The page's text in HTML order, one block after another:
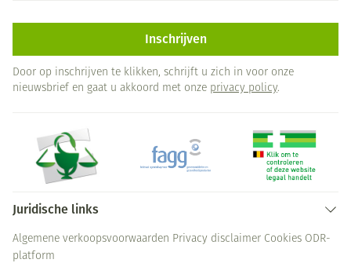
Inschrijven
Door op inschrijven te klikken, schrijft u zich in voor onze
nieuwsbrief en gaat u akkoord met onze privacy policy.
Juridische links
Algemene verkoopsvoorwaarden Privacy disclaimer Cookies ODR-
platform